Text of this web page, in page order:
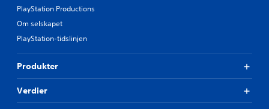
PlayStation Productions
Om selskapet
PlayStation-tidslinjen
Produkter
Verdier